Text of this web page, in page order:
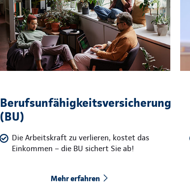
Berufsunfähigkeitsversicherung
(BU)
Die Arbeitskraft zu verlieren, kostet das
Einkommen – die BU sichert Sie ab!
Mehr erfahren